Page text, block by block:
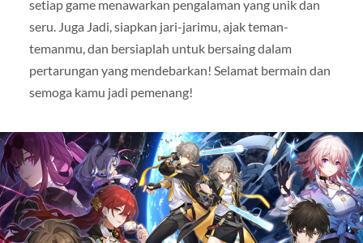
setiap game menawarkan pengalaman yang unik dan
seru. Juga Jadi, siapkan jari-jarimu, ajak teman-
temanmu, dan bersiaplah untuk bersaing dalam
pertarungan yang mendebarkan! Selamat bermain dan
semoga kamu jadi pemenang!